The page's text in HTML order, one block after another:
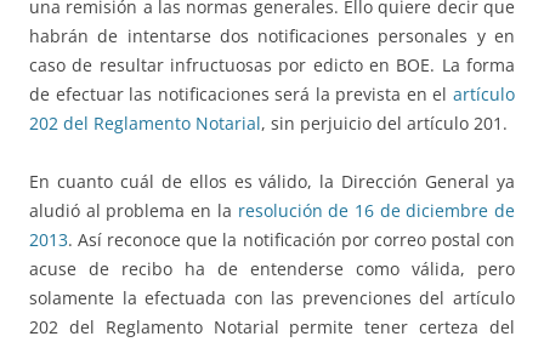
una remisión a las normas generales. Ello quiere decir que
habrán de intentarse dos notificaciones personales y en
caso de resultar infructuosas por edicto en BOE. La forma
de efectuar las notificaciones será la prevista en el artículo
202 del Reglamento Notarial, sin perjuicio del artículo 201.
En cuanto cuál de ellos es válido, la Dirección General ya
aludió al problema en la resolución de 16 de diciembre de
2013. Así reconoce que la notificación por correo postal con
acuse de recibo ha de entenderse como válida, pero
solamente la efectuada con las prevenciones del artículo
202 del Reglamento Notarial permite tener certeza del